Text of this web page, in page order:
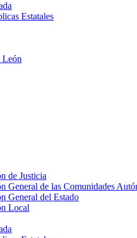
Estatales
León
de Justicia
General de las Comunidades
General del Estado
Local